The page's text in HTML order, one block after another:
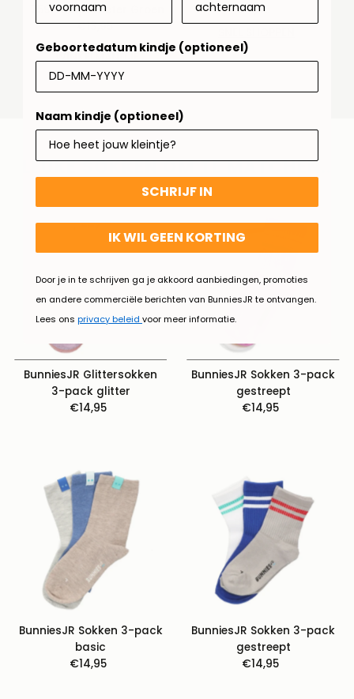
759 Voetjesmeter Groen
Normale
prijs
€13,95
TOEVOEGEN AAN
Normale
prijs
€4,95
LEUKE SOKKEN OM TE MATCHEN..
BunniesJR Glittersokken
3-pack glitter
Normale
€14,95
BunniesJR Sokken 3-pack
gestreept
Normale
€14,95
BunniesJR Sokken 3-pack
basic
Normale
€14,95
BunniesJR Sokken 3-pack
gestreept
Normale
€14,95
Geboortedatum kindje (optioneel)
Naam kindje (optioneel)
SCHRIJF IN
IK WIL GEEN KORTING
Door je in te schrijven ga je akkoord aanbiedingen, promoties
en andere commerciële berichten van BunniesJR te ontvangen.
Lees ons privacy beleid voor meer informatie.